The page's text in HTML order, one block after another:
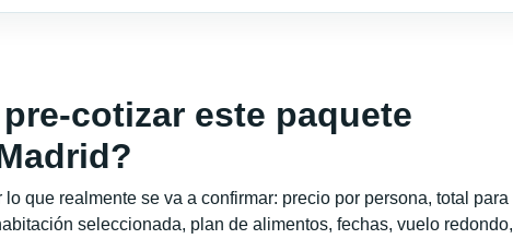
cotizar este paquete
que realmente se va a confirmar: precio por persona, total para
seleccionada, plan de alimentos, fechas, vuelo redondo,